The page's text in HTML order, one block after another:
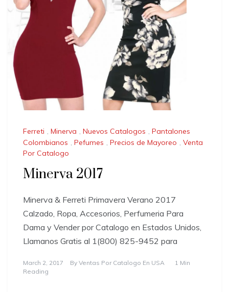
Ferreti , Minerva , Nuevos Catalogos , Pantalones
Colombianos , Pefumes , Precios de Mayoreo , Venta
Por Catalogo
Minerva 2017
Minerva & Ferreti Primavera Verano 2017
Calzado, Ropa, Accesorios, Perfumeria Para
Dama y Vender por Catalogo en Estados Unidos,
Llamanos Gratis al 1(800) 825-9452 para
March 2, 2017 By Ventas Por Catalogo En USA
1 Min
Reading